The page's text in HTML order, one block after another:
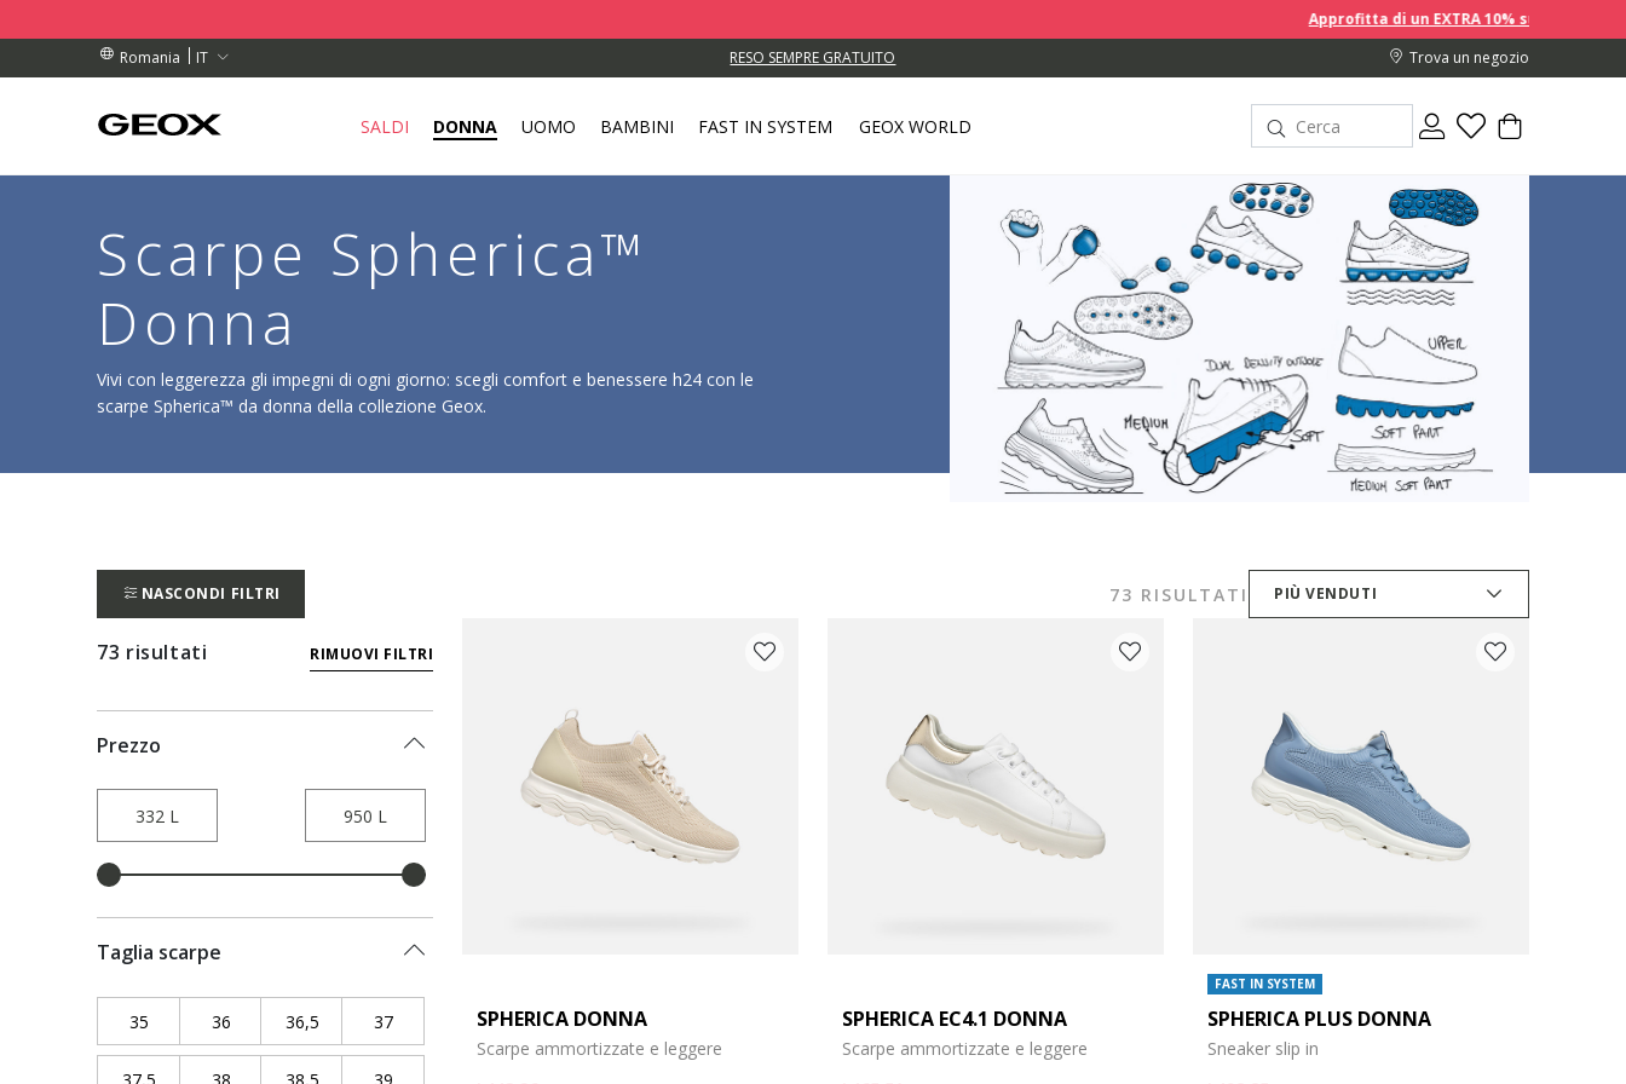
Approfitta di un EXTRA 10% sui prezzi scontati acquistando
Romania
IT
SUPERIORI A L 450 RESO SEMPRE GRATUITO
SUPERIORI A L 450 Trova un negozio
SALDI DONNA UOMO BAMBINI FAST IN SYSTEM GEOX WORLD
Scarpe Spherica™
Donna
Vivi con leggerezza gli impegni di ogni giorno: scegli comfort e benessere h24 con le
scarpe Spherica™ da donna della collezione Geox.
NASCONDI FILTRI 73 RISULTATI PIÙ VENDUTI
73 risultati RIMUOVI FILTRI
Prezzo
Taglia scarpe
35 Refine by Taglia scarpe: 35
36 Refine by Taglia scarpe: 36
36,5 Refine by Taglia scarpe: 36,5
37Refine by Taglia scarpe: 37
37,5 Refine by Taglia scarpe: 37,5
38 Refine by Taglia scarpe: 38
38,5 Refine by Taglia scarpe: 38,5
39 Refine by Taglia scarpe: 39
SPHERICA DONNA
Scarpe ammortizzate e leggere
SPHERICA EC4.1 DONNA
Scarpe ammortizzate e leggere
FAST IN SYSTEM
SPHERICA PLUS DONNA
Sneaker slip in